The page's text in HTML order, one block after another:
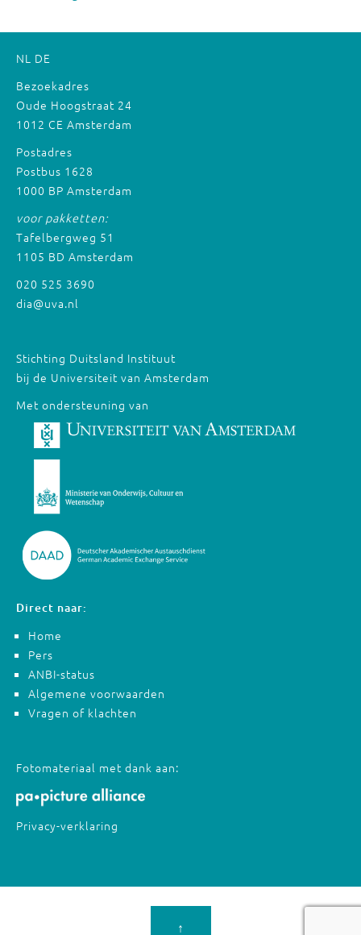
NL DE
Bezoekadres
Oude Hoogstraat 24
1012 CE Amsterdam
Postadres
Postbus 1628
1000 BP Amsterdam
voor pakketten:
Tafelbergweg 51
1105 BD Amsterdam
020 525 3690
dia@uva.nl
Stichting Duitsland Instituut
bij de Universiteit van Amsterdam
Met ondersteuning van
Direct naar:
Home
Pers
ANBI-status
Algemene voorwaarden
Vragen of klachten
Fotomateriaal met dank aan:
Privacy-verklaring
↑